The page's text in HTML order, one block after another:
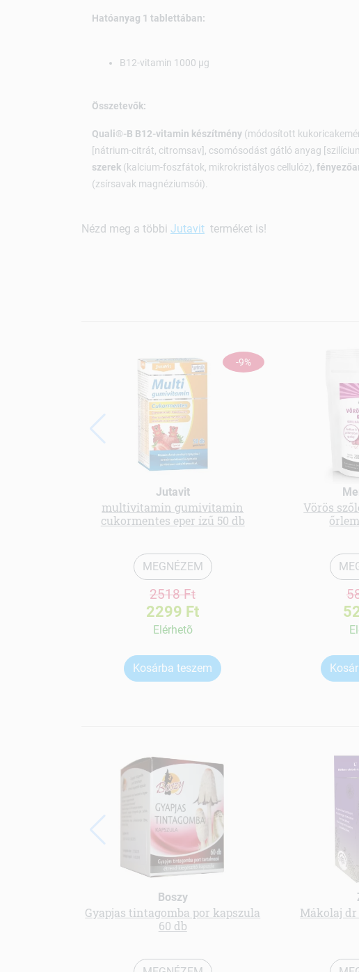
Hatóanyag 1 tablettában:
B12-vitamin 1000 µg
Összetevők:
Quali®-B B12-vitamin készítmény (módosított
[nátrium-citrát, citromsav], csomósodást gátló anyag
szerek (kalcium-foszfátok, mikrokristályos cellulóz),
(zsírsavak magnéziumsói).
Nézd meg a többi Jutavit terméket is!
-9%
Jutavit
multivitamin gumivitamin
cukormentes eper ízű 50 db
MEGNÉZEM
2518 Ft
2299 Ft
Elérhetõ
Kosárba teszem
Vörös
Boszy
Gyapjas tintagomba por kapszula
60 db
Mákolaj dr